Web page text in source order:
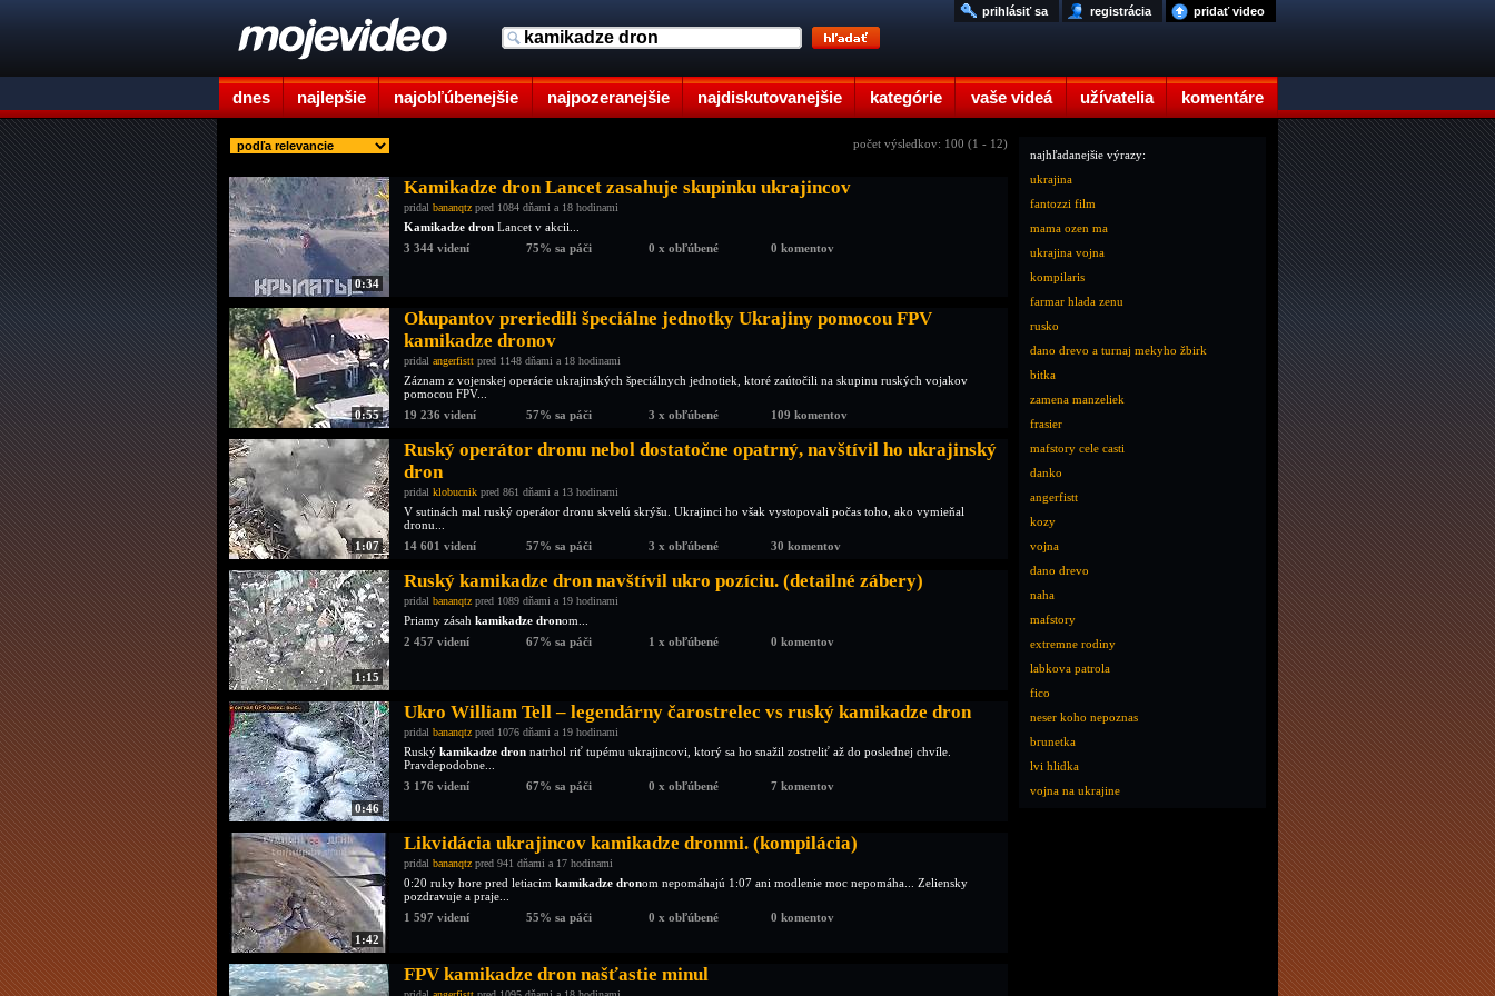
dnes najlepšie najobľúbenejšie najpozeranejšie najdiskutovanejšie kategórie vaše videá užívatelia komentáre
pridať video
registrácia
prihlásiť sa
počet výsledkov: 100 (1 - 12)
0:34
Kamikadze dron Lancet zasahuje skupinku ukrajincov
pridal bananqtz pred 1084 dňami a 18 hodinami
Kamikadze dron Lancet v akcii...
3 344 videní
75% sa páči 0 x obľúbené 0 komentov
0:55
Okupantov preriedili špeciálne jednotky Ukrajiny pomocou FPV
kamikadze dronov
pridal angerfistt pred 1148 dňami a 18 hodinami
Záznam z vojenskej operácie ukrajinských špeciálnych jednotiek, ktoré zaútočili na skupinu ruských vojakov
pomocou FPV...
19 236 videní
57% sa páči 3 x obľúbené 109 komentov
1:07
Ruský operátor dronu nebol dostatočne opatrný, navštívil ho ukrajinský
dron
pridal klobucnik pred 861 dňami a 13 hodinami
V sutinách mal ruský operátor dronu skvelú skrýšu. Ukrajinci ho však vystopovali počas toho, ako vymieňal
dronu...
14 601 videní
57% sa páči 3 x obľúbené 30 komentov
1:15
Ruský kamikadze dron navštívil ukro pozíciu. (detailné zábery)
pridal bananqtz pred 1089 dňami a 19 hodinami
Priamy zásah kamikadze dronom...
2 457 videní
67% sa páči 1 x obľúbené 0 komentov
0:46
Ukro William Tell – legendárny čarostrelec vs ruský kamikadze dron
pridal bananqtz pred 1076 dňami a 19 hodinami
Ruský kamikadze dron natrhol riť tupému ukrajincovi, ktorý sa ho snažil zostreliť až do poslednej chvíle.
Pravdepodobne...
3 176 videní
67% sa páči 0 x obľúbené 7 komentov
1:42
Likvidácia ukrajincov kamikadze dronmi. (kompilácia)
pridal bananqtz pred 941 dňami a 17 hodinami
0:20 ruky hore pred letiacim kamikadze dronom nepomáhajú 1:07 ani modlenie moc nepomáha... Zeliensky
pozdravuje a praje...
1 597 videní
55% sa páči 0 x obľúbené 0 komentov
FPV kamikadze dron našťastie minul
najhľadanejšie výrazy:
ukrajina
fantozzi film
mama ozen ma
ukrajina vojna
kompilaris
farmar hlada zenu
rusko
dano drevo a turnaj mekyho žbirk
bitka
zamena manzeliek
frasier
mafstory cele casti
danko
angerfistt
kozy
vojna
dano drevo
naha
mafstory
extremne rodiny
labkova patrola
fico
neser koho nepoznas
brunetka
lvi hlidka
vojna na ukrajine